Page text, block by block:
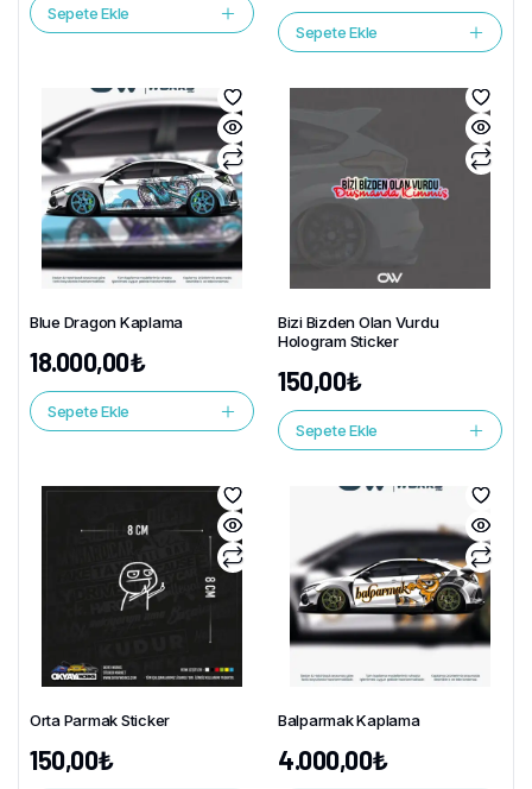
Sepete Ekle
Sepete Ekle
Blue Dragon Kaplama
18.000,00₺
Sepete Ekle
Bizi Bizden Olan Vurdu
Hologram Sticker
150,00₺
Sepete Ekle
Orta Parmak Sticker
150,00₺
Balparmak Kaplama
4.000,00₺